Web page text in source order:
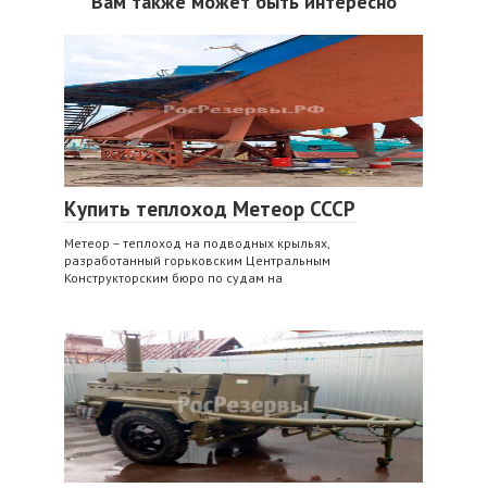
Купить теплоход Метеор СССР
Метеор – теплоход на подводных крыльях,
разработанный горьковским Центральным
Конструкторским бюро по судам на